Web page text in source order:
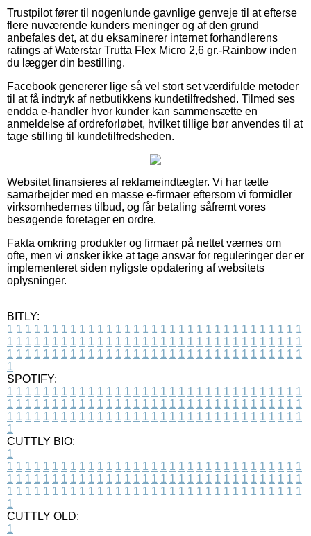
Trustpilot fører til nogenlunde gavnlige genveje til at efterse
flere nuværende kunders meninger og af den grund
anbefales det, at du eksaminerer internet forhandlerens
ratings af Waterstar Trutta Flex Micro 2,6 gr.-Rainbow inden
du lægger din bestilling.
Facebook genererer lige så vel stort set værdifulde metoder
til at få indtryk af netbutikkens kundetilfredshed. Tilmed ses
endda e-handler hvor kunder kan sammensætte en
anmeldelse af ordreforløbet, hvilket tillige bør anvendes til at
tage stilling til kundetilfredsheden.
Websitet finansieres af reklameindtægter. Vi har tætte
samarbejder med en masse e-firmaer eftersom vi formidler
virksomhedernes tilbud, og får betaling såfremt vores
besøgende foretager en ordre.
Fakta omkring produkter og firmaer på nettet værnes om
ofte, men vi ønsker ikke at tage ansvar for reguleringer der er
implementeret siden nyligste opdatering af websitets
oplysninger.
BITLY:
1 1 1 1 1 1 1 1 1 1 1 1 1 1 1 1 1 1 1 1 1 1 1 1 1 1 1 1 1 1 1 1 1
1 1 1 1 1 1 1 1 1 1 1 1 1 1 1 1 1 1 1 1 1 1 1 1 1 1 1 1 1 1 1 1 1
1 1 1 1 1 1 1 1 1 1 1 1 1 1 1 1 1 1 1 1 1 1 1 1 1 1 1 1 1 1 1 1 1
1
SPOTIFY:
1 1 1 1 1 1 1 1 1 1 1 1 1 1 1 1 1 1 1 1 1 1 1 1 1 1 1 1 1 1 1 1 1
1 1 1 1 1 1 1 1 1 1 1 1 1 1 1 1 1 1 1 1 1 1 1 1 1 1 1 1 1 1 1 1 1
1 1 1 1 1 1 1 1 1 1 1 1 1 1 1 1 1 1 1 1 1 1 1 1 1 1 1 1 1 1 1 1 1
1
CUTTLY BIO:
1
1 1 1 1 1 1 1 1 1 1 1 1 1 1 1 1 1 1 1 1 1 1 1 1 1 1 1 1 1 1 1 1 1
1 1 1 1 1 1 1 1 1 1 1 1 1 1 1 1 1 1 1 1 1 1 1 1 1 1 1 1 1 1 1 1 1
1 1 1 1 1 1 1 1 1 1 1 1 1 1 1 1 1 1 1 1 1 1 1 1 1 1 1 1 1 1 1 1 1
1
CUTTLY OLD:
1